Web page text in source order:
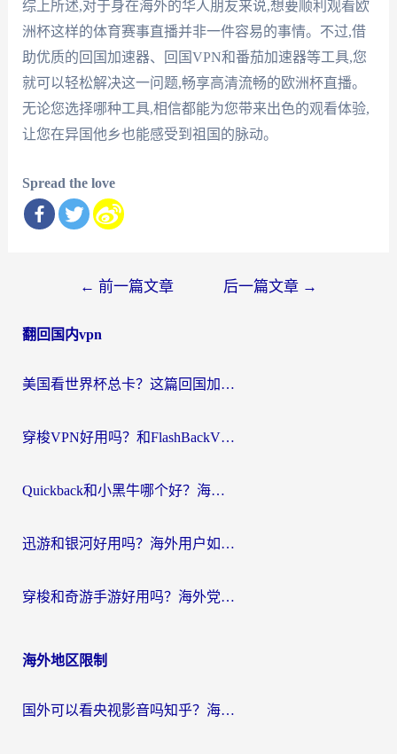
综上所述,对于身在海外的华人朋友来说,想要顺利观看欧
洲杯这样的体育赛事直播并非一件容易的事情。不过,借
助优质的回国加速器、回国VPN和番茄加速器等工具,您
就可以轻松解决这一问题,畅享高清流畅的欧洲杯直播。
无论您选择哪种工具,相信都能为您带来出色的观看体验,
让您在异国他乡也能感受到祖国的脉动。
Spread the love
导
← 前一篇文章 后一篇文章 →
翻回国内vpn
美国看世界杯总卡？这篇回国加速器指南帮你无缝刷国内资源（附苹果手机VPN设置步骤）
穿梭VPN好用吗？和FlashBackVPN对比哪个回国效果更好？
Quickback和小黑牛哪个好？海外党亲测指南，选对回国加速器秒回国内
迅游和银河好用吗？海外用户如何选择回国加速器实现无缝访问国内资源
穿梭和奇游手游好用吗？海外党亲测3款回国加速器，附蜜蜂加速器七天试用攻略
海外地区限制
国外可以看央视影音吗知乎？海外党亲测有效的回国加速方案